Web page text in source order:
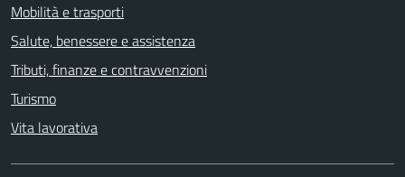
Mobilità e trasporti
Salute, benessere e assistenza
Tributi, finanze e contravvenzioni
Turismo
Vita lavorativa